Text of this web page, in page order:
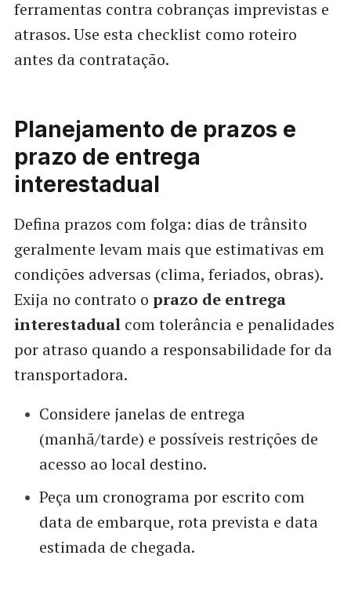
ferramentas contra cobranças imprevistas e
atrasos. Use esta checklist como roteiro
antes da contratação.
Planejamento de prazos e
prazo de entrega
interestadual
Defina prazos com folga: dias de trânsito
geralmente levam mais que estimativas em
condições adversas (clima, feriados, obras).
Exija no contrato o prazo de entrega
interestadualcom tolerância e penalidades
por atraso quando a responsabilidade for da
transportadora.
Considere janelas de entrega
(manhã/tarde) e possíveis restrições de
acesso ao local destino.
Peça um cronograma por escrito com
data de embarque, rota prevista e data
estimada de chegada.